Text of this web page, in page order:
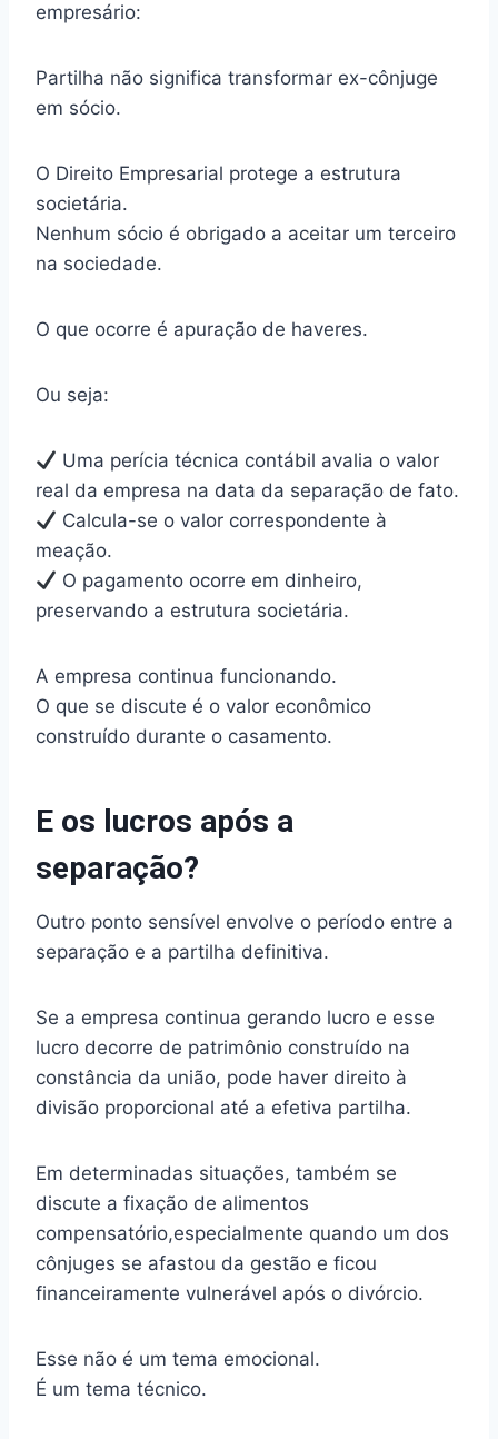
empresário:
Partilha não significa transformar ex-cônjuge
em sócio.
O Direito Empresarial protege a estrutura
societária.
Nenhum sócio é obrigado a aceitar um terceiro
na sociedade.
O que ocorre é apuração de haveres.
Ou seja:
Uma perícia técnica contábil avalia o valor
real da empresa na data da separação de fato.
Calcula-se o valor correspondente à
meação.
O pagamento ocorre em dinheiro,
preservando a estrutura societária.
A empresa continua funcionando.
O que se discute é o valor econômico
construído durante o casamento.
E os lucros após a
separação?
Outro ponto sensível envolve o período entre a
separação e a partilha definitiva.
Se a empresa continua gerando lucro e esse
lucro decorre de patrimônio construído na
constância da união, pode haver direito à
divisão proporcional até a efetiva partilha.
Em determinadas situações, também se
discute a fixação de alimentos
compensatório,especialmente quando um dos
cônjuges se afastou da gestão e ficou
financeiramente vulnerável após o divórcio.
Esse não é um tema emocional.
É um tema técnico.